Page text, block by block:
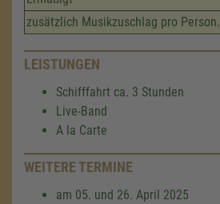
zusätzlich Musikzuschlag pro Person.
LEISTUNGEN
Schifffahrt ca. 3 Stunden
Live-Band
A la Carte
WEITERE TERMINE
am 05. und 26. April 2025